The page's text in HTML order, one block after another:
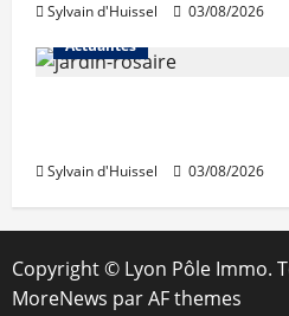
Sylvain d'Huissel
03/08/2026
Actualités
Sylvain d'Huissel 03/08/2026
Copyright © Lyon Pôle Immo.
MoreNews par AF themes